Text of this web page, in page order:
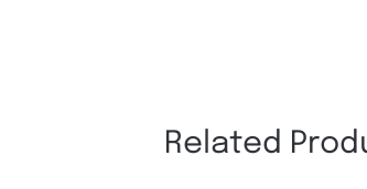
Related